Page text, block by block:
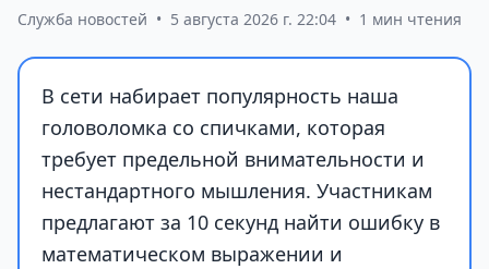
Служба новостей • 5 августа 2026 г. 22:04 • 1 мин чтения
В сети набирает популярность наша
головоломка со спичками, которая
требует предельной внимательности и
нестандартного мышления. Участникам
предлагают за 10 секунд найти ошибку в
математическом выражении и